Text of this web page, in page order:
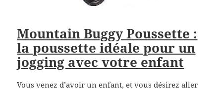
Mountain Buggy Poussette :
la poussette idéale pour un
jogging avec votre enfant
Vous venez d’avoir un enfant, et vous désirez aller